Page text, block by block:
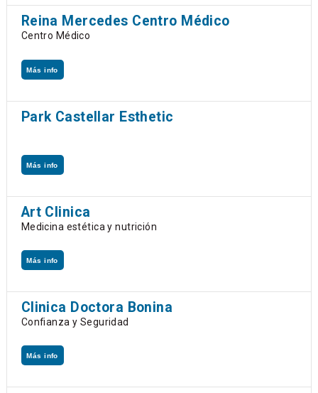
Reina Mercedes Centro Médico
Centro Médico
Más info
Park Castellar Esthetic
Más info
Art Clinica
Medicina estética y nutrición
Más info
Clinica Doctora Bonina
Confianza y Seguridad
Más info